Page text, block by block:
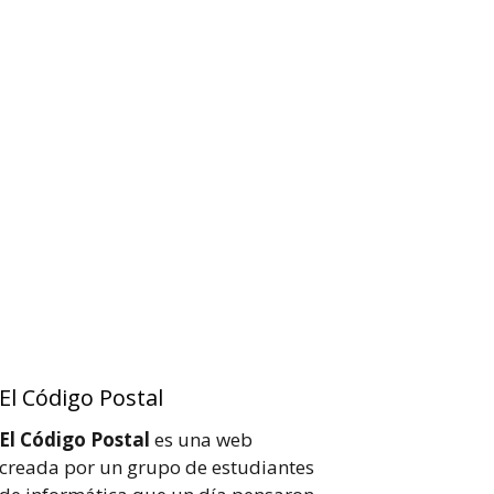
El Código Postal
El Código Postal es una web
creada por un grupo de estudiantes